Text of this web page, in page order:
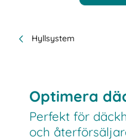
Hyllsystem
Optimera
Perfekt för
och